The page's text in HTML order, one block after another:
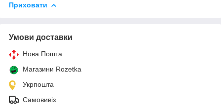
Приховати
Умови доставки
Нова Пошта
Магазини Rozetka
Укрпошта
Самовивіз